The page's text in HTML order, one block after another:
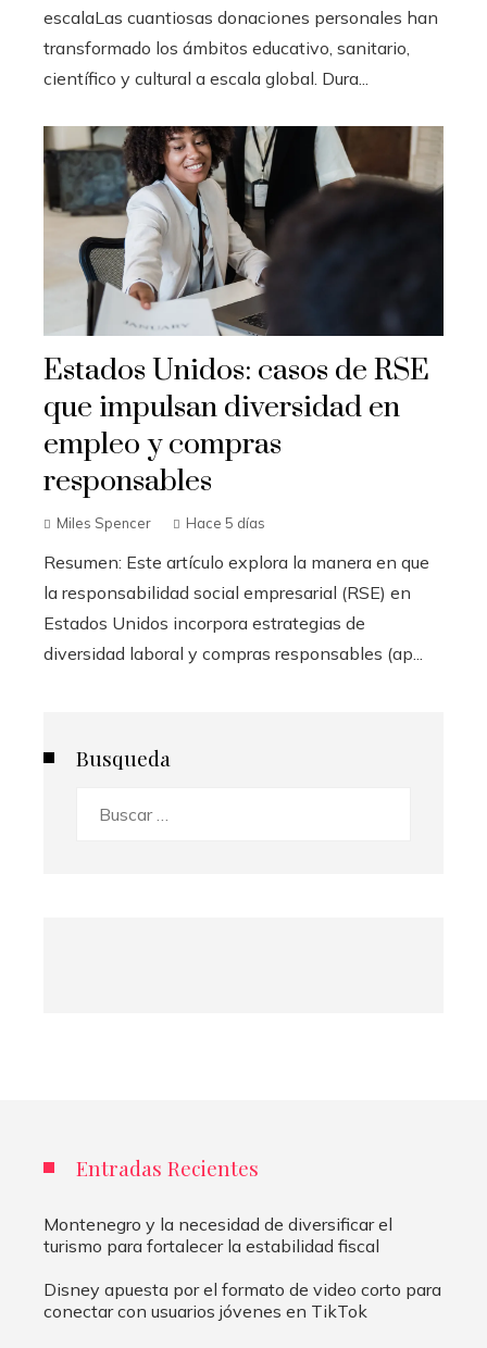
escalaLas cuantiosas donaciones personales han
transformado los ámbitos educativo, sanitario,
científico y cultural a escala global. Dura...
Estados Unidos: casos de RSE
que impulsan diversidad en
empleo y compras
responsables
Miles Spencer Hace 5 días
Resumen: Este artículo explora la manera en que
la responsabilidad social empresarial (RSE) en
Estados Unidos incorpora estrategias de
diversidad laboral y compras responsables (ap...
Busqueda
Entradas Recientes
Montenegro y la necesidad de diversificar el
turismo para fortalecer la estabilidad fiscal
Disney apuesta por el formato de video corto para
conectar con usuarios jóvenes en TikTok